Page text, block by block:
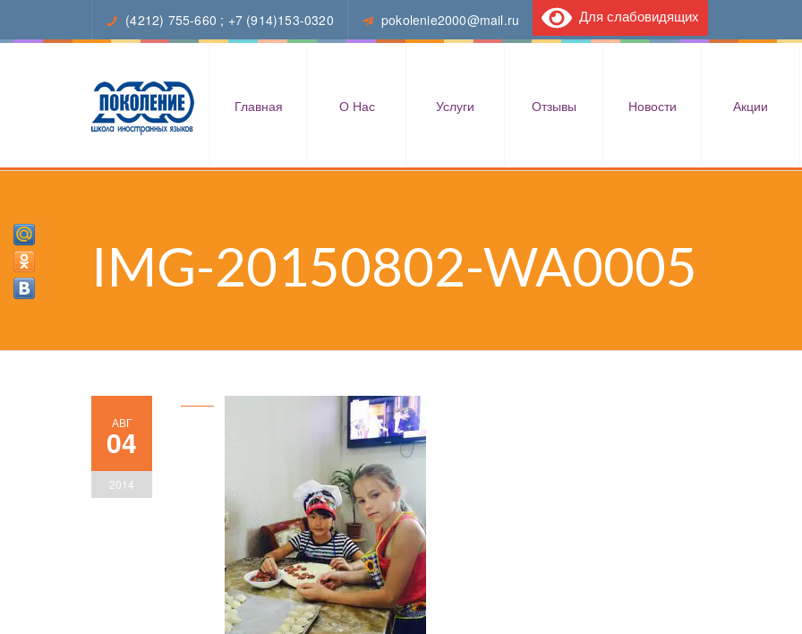
(4212) 755-660 ; +7 (914)153-0320 pokolenie2000@mail.ru Для слабовидящих
Главная О Нас Услуги Отзывы Новости Акции
IMG-20150802-WA0005
АВГ
04
2014